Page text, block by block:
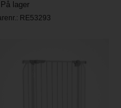
På lager
RE53293